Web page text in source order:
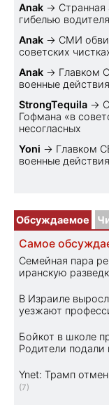
Anak → Странная
гибелью водителя
Anak → СМИ
советских
Anak → Главком
военные
StrongTequila →
Гофмана «в
несогласных
Yoni → Главком
военные
Обсуждаемое
Самое
Семейная пара
иранскую
В Израиле
уезжают
Бойкот в школе
Родители
Ynet: Трамп
(7)